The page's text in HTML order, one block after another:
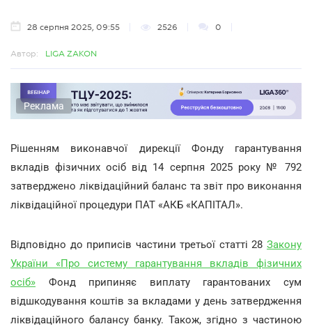
28 серпня 2025, 09:55 2526 0
Автор: LIGA ZAKON
Реклама
Рішенням виконавчої дирекції Фонду гарантування
вкладів фізичних осіб від 14 серпня 2025 року № 792
затверджено ліквідаційний баланс та звіт про виконання
ліквідаційної процедури ПАТ «АКБ «КАПІТАЛ».
Відповідно до приписів частини третьої статті 28 Закону
України «Про систему гарантування вкладів фізичних
осіб» Фонд припиняє виплату гарантованих сум
відшкодування коштів за вкладами у день затвердження
ліквідаційного балансу банку. Також, згідно з частиною